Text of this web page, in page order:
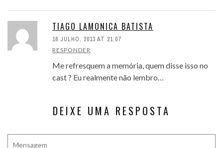
TIAGO LAMONICA BATISTA
16 JULHO, 2013 AT 21:07
RESPONDER
Me refresquem a memória, quem disse isso no
cast ? Eu realmente não lembro…
DEIXE UMA RESPOSTA